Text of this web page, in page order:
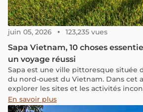
juin 05, 2026 123,235 vues
Sapa Vietnam, 10 choses
un voyage réussi
Sapa est une ville pittoresque située
du nord-ouest du Vietnam. Dans cet
explorer les sites et les activités
Sapa, pour vous aider à planifier
au maximum de votre séjour dans
En savoir plus